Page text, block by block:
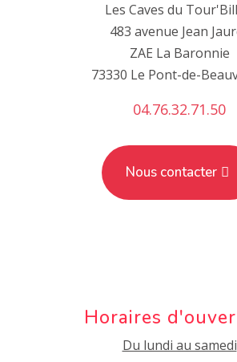
Les Caves du
483 avenue Jean
ZAE La Baronnie
73330 Le Pont-de-
04.76.32.71.50
Nous contacter
Horaires
Du lundi au samedi